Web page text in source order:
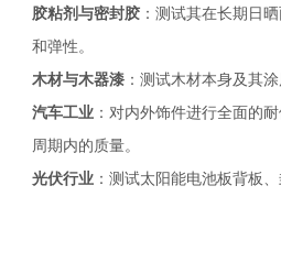
胶粘剂与密封胶 ：测试其在长期日
和弹性。
木材与木器漆 ：测试木材本身及其
汽车工业 ：对内外饰件进行全面的
周期内的质量。
光伏行业 ：测试太阳能电池板背板